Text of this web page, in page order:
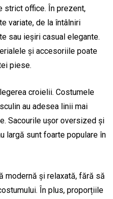
strict office. În prezent,
variate, de la întâlniri
sau ieșiri casual elegante.
și accesoriile poate
piese.
croielii. Costumele
au adesea linii mai
Sacourile ușor oversized și
largă sunt foarte populare în
modernă și relaxată, fără să
În plus, proporțiile